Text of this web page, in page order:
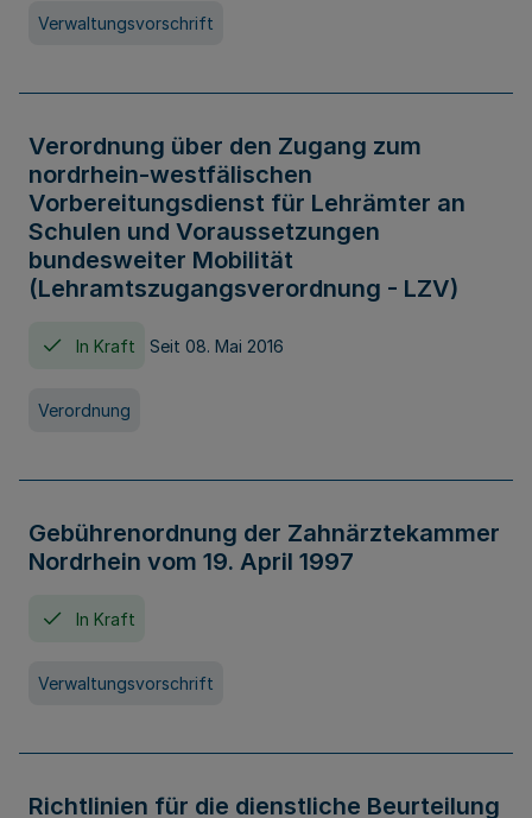
Verwaltungsvorschrift
Verordnung über den Zugang zum
nordrhein-westfälischen
Vorbereitungsdienst für Lehrämter an
Schulen und Voraussetzungen
bundesweiter Mobilität
(Lehramtszugangsverordnung - LZV)
In Kraft Seit 08. Mai 2016
Verordnung
Gebührenordnung der Zahnärztekammer
Nordrhein vom 19. April 1997
In Kraft
Verwaltungsvorschrift
Richtlinien für die dienstliche Beurteilung